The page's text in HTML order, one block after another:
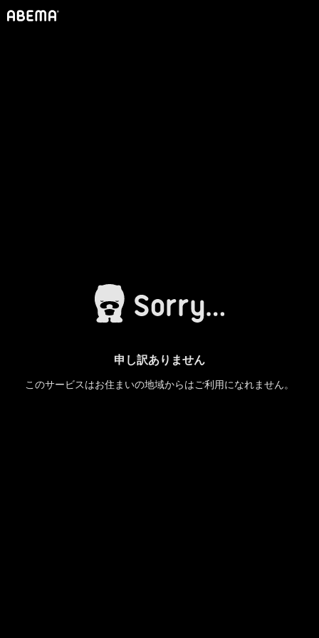
申し訳ありません
このサービスはお住まいの地域からはご利用になれません。